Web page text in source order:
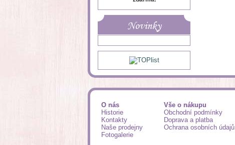
Novinky
O nás
Historie
Kontakty
Naše prodejny
Fotogalerie
Vše o nákupu
Obchodní podmínky
Doprava a platba
Ochrana osobních údajů